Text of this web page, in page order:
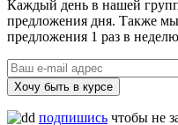
Каждый день в нашей
предложения дня. Также
предложения 1 раз в
Хочу быть в курсе
подпишись чтобы не